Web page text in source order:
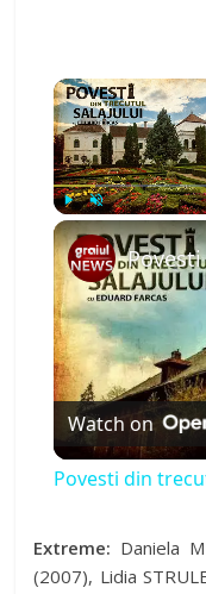
Play Unmute
Watch on
Povesti din
Extreme: Daniela
(2007), Lidia